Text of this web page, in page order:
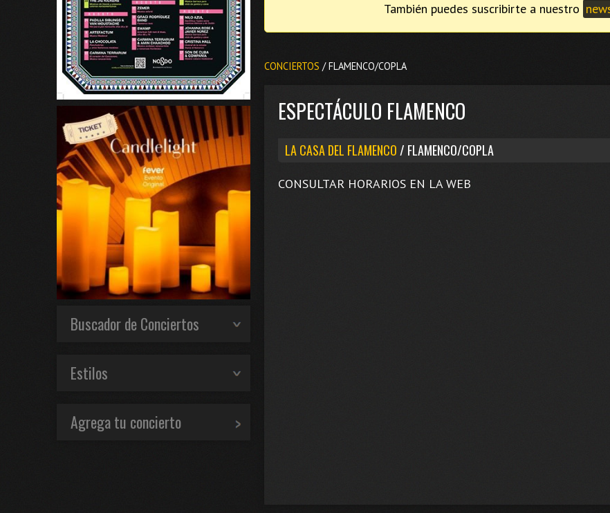
También puedes suscribirte a nuestro
CONCIERTOS / FLAMENCO/COPLA
ESPECTÁCULO FLAMENCO
LA CASA DEL FLAMENCO / FLAMENCO/COPLA
CONSULTAR HORARIOS EN LA WEB
Buscador de Conciertos
Estilos
Agrega tu concierto